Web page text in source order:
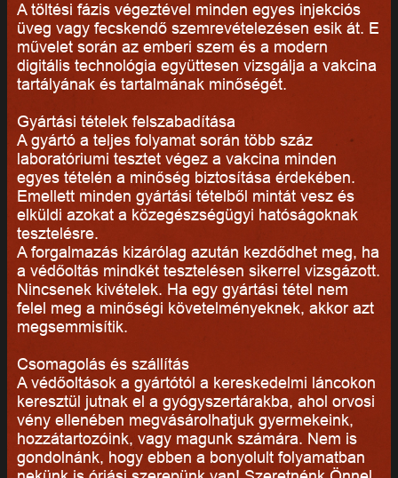
A töltési fázis végeztével minden egyes injekciós
üveg vagy fecskendő szemrevételezésen esik át. E
művelet során az emberi szem és a modern
digitális technológia együttesen vizsgálja a vakcina
tartályának és tartalmának minőségét.
Gyártási tételek felszabadítása
A gyártó a teljes folyamat során több száz
laboratóriumi tesztet végez a vakcina minden
egyes tételén a minőség biztosítása érdekében.
Emellett minden gyártási tételből mintát vesz és
elküldi azokat a közegészségügyi hatóságoknak
tesztelésre.
A forgalmazás kizárólag azután kezdődhet meg, ha
a védőoltás mindkét tesztelésen sikerrel vizsgázott.
Nincsenek kivételek. Ha egy gyártási tétel nem
felel meg a minőségi követelményeknek, akkor azt
megsemmisítik.
Csomagolás és szállítás
A védőoltások a gyártótól a kereskedelmi láncokon
keresztül jutnak el a gyógyszertárakba, ahol orvosi
vény ellenében megvásárolhatjuk gyermekeink,
hozzátartozóink, vagy magunk számára. Nem is
gondolnánk, hogy ebben a bonyolult folyamatban